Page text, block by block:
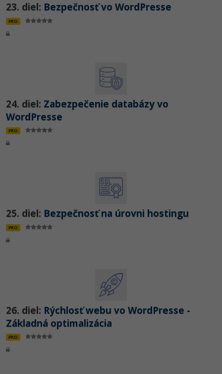
23. diel: Bezpečnosť vo WordPresse
PRO
24. diel: Zabezpečenie databázy vo
WordPresse
PRO
25. diel: Bezpečnosť na úrovni hostingu
PRO
26. diel: Rýchlosť webu vo WordPresse -
Základná optimalizácia
PRO